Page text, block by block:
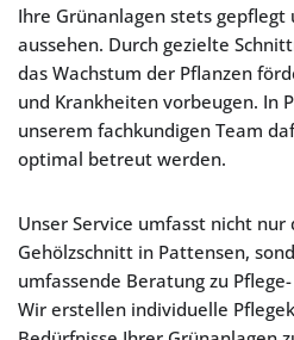
Ihre Grünanlagen stets gepflegt
aussehen. Durch gezielte
das Wachstum der Pflanzen
und Krankheiten vorbeugen. In
unserem fachkundigen Team
optimal betreut werden.
Unser Service umfasst nicht
Gehölzschnitt in Pattensen,
umfassende Beratung zu
Wir erstellen individuelle